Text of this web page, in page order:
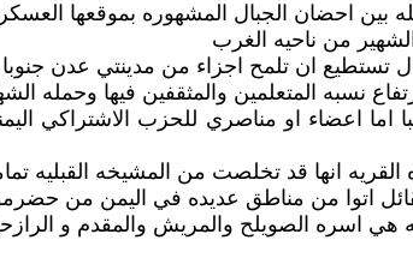
بين احضان الجبال المشهوره بموقعها
من ناحيه الغرب
تستطيع ان تلمح اجزاء من مدينتي عدن جنوبا
نسبه المتعلمين والمثقفين فيها وحمله
اما اعضاء او مناصري للحزب
انها قد تخلصت من المشيخه القبليه
اتوا من مناطق عديده في اليمن من
هي اسره الصويلح والمريش والمقدم و